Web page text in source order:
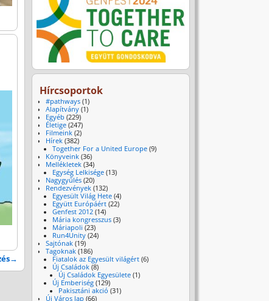
→
Hírcsoportok
#pathways (1)
Alapítvány (1)
Egyéb (229)
Életige (247)
Filmeink (2)
Hírek (382)
Together For a United Europe(9)
Könyveink (36)
Mellékletek (34)
Egység Lelkisége(13)
Nagygyűlés (20)
Rendezvények (132)
Egyesült Világ Hete(4)
Együtt Európáért(22)
Genfest 2012(14)
Mária kongresszus(3)
Máriapoli (23)
Run4Unity(24)
Sajtónak (19)
Tagoknak (186)
Fiatalok az Egyesült világért(6)
Új Családok(8)
Új Családok Egyesülete (1)
Új Emberiség(129)
Pakisztáni akció (31)
Új Város lap (66)